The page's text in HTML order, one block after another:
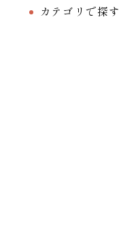
カテゴリで探す